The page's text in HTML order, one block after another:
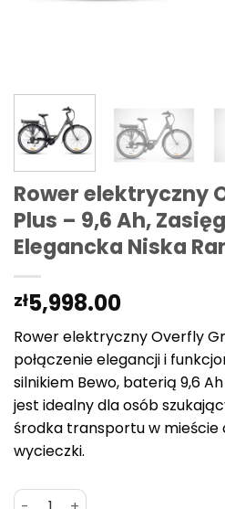
Rower elektryczny
Plus – 9,6 Ah,
Elegancka Niska
zł5,998.00
Rower elektryczny Overfly
połączenie elegancji i
silnikiem Bewo, baterią 9,6
jest idealny dla osób
środka transportu w mieście
wycieczki.
ilość Rower elektryczny